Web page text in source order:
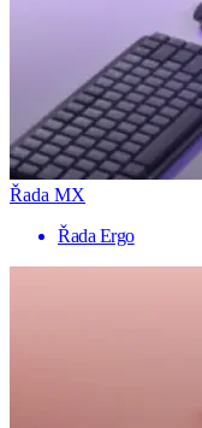
Řada MX
Řada Ergo